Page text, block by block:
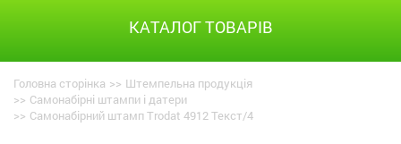
КАТАЛОГ ТОВАРІВ
Головна сторінка >> Штемпельна продукція
>> Самонабірні штампи і датери
>> Самонабірний штамп Trodat 4912 Текст/4